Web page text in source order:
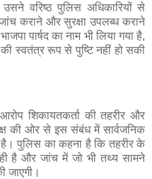
वरिष्ठ पुलिस अधिकारियों से
कराने और सुरक्षा उपलब्ध कराने
पार्षद का नाम भी लिया गया है,
स्वतंत्र रूप से पुष्टि नहीं हो सकी
शिकायतकर्ता की तहरीर और
की ओर से इस संबंध में सार्वजनिक
पुलिस का कहना है कि तहरीर के
है और जांच में जो भी तथ्य सामने
जाएगी।